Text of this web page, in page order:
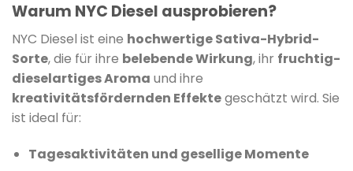
Warum NYC Diesel ausprobieren?
NYC Diesel ist eine hochwertige Sativa-Hybrid-
Sorte, die für ihre belebende Wirkung, ihr fruchtig-
dieselartiges Aroma und ihre
kreativitätsfördernden Effektegeschätzt wird. Sie
ist ideal für:
Tagesaktivitäten und gesellige Momente